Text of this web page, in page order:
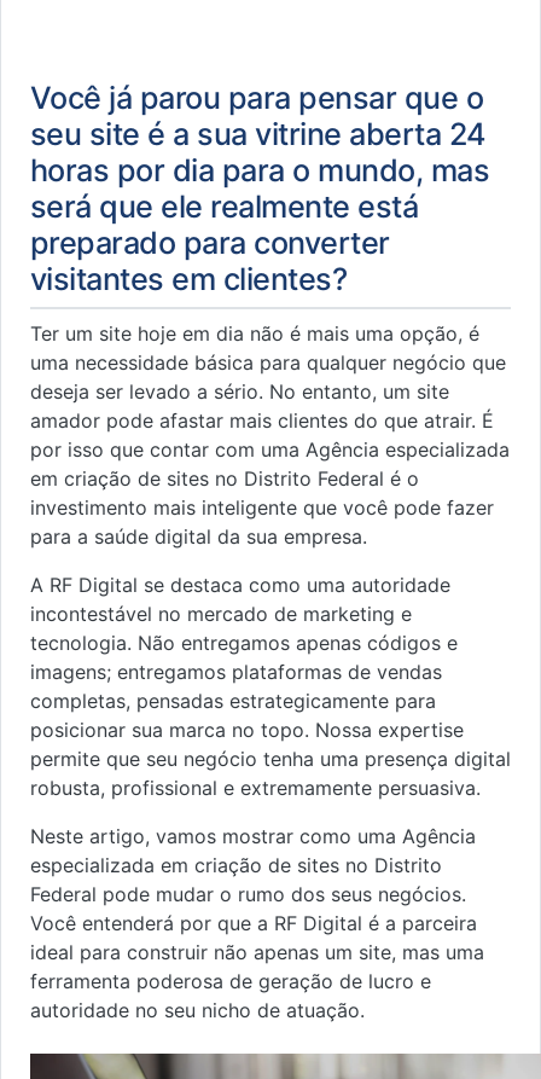
Você já parou para pensar que o
seu site é a sua vitrine aberta 24
horas por dia para o mundo, mas
será que ele realmente está
preparado para converter
visitantes em clientes?
Ter um site hoje em dia não é mais uma opção, é
uma necessidade básica para qualquer negócio que
deseja ser levado a sério. No entanto, um site
amador pode afastar mais clientes do que atrair. É
por isso que contar com uma Agência especializada
em criação de sites no Distrito Federal é o
investimento mais inteligente que você pode fazer
para a saúde digital da sua empresa.
A RF Digital se destaca como uma autoridade
incontestável no mercado de marketing e
tecnologia. Não entregamos apenas códigos e
imagens; entregamos plataformas de vendas
completas, pensadas estrategicamente para
posicionar sua marca no topo. Nossa expertise
permite que seu negócio tenha uma presença digital
robusta, profissional e extremamente persuasiva.
Neste artigo, vamos mostrar como uma Agência
especializada em criação de sites no Distrito
Federal pode mudar o rumo dos seus negócios.
Você entenderá por que a RF Digital é a parceira
ideal para construir não apenas um site, mas uma
ferramenta poderosa de geração de lucro e
autoridade no seu nicho de atuação.